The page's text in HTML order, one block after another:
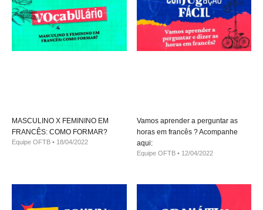
MASCULINO X FEMININO EM
FRANCÊS: COMO FORMAR?
Equipe OFTB 18/04/2022
Vamos aprender a perguntar as
horas em francês ? Acompanhe
aqui:
Equipe OFTB 12/04/2022